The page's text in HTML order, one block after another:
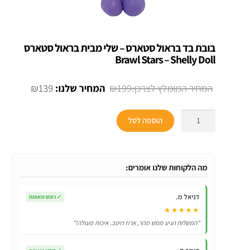
בובת בד בראול סטארס – שלי מבית בראול סטארס
Brawl Stars – Shelly Doll
₪199
המחיר
₪139 המחיר
בראול
בראול
סטארס
הוספה לסל
מה הלקוחות שלנו אומרים:
דניאל מ. ✓ רוכש מאומת
★★★★★
"המשלוח הגיע ממש מהר, ארוז היטב. איכות מעולה!"